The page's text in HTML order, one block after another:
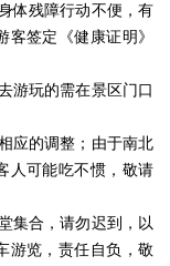
体残障行动不便，有
签定《健康证明》
游玩的需在景区门口
应的调整；由于南北
人可能吃不惯，敬请
集合，请勿迟到，以
游览，责任自负，敬